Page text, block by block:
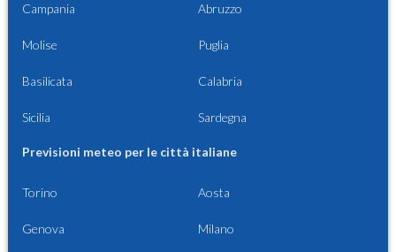
Campania Abruzzo
Molise Puglia
Basilicata Calabria
Sicilia Sardegna
Previsioni meteo per le città italiane
Torino Aosta
Genova Milano